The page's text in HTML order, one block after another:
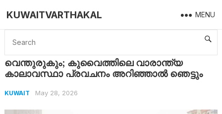
KUWAITVARTHAKAL MENU
Home Kuwait വെന്തുരുകും; കുവൈത്തിലെ വാരാന്ത്യ കാലാവസ്ഥാ പ്രവചനം അറി‍ഞ്ഞാൽ ഞെട്ടും
വെന്തുരുകും; കുവൈത്തിലെ വാരാന്ത്യ
കാലാവസ്ഥാ പ്രവചനം അറി‍ഞ്ഞാൽ ഞെട്ടും
KUWAIT May 28, 2026